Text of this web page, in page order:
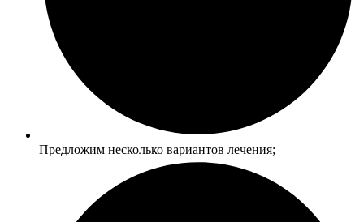
Предложим несколько вариантов лечения;